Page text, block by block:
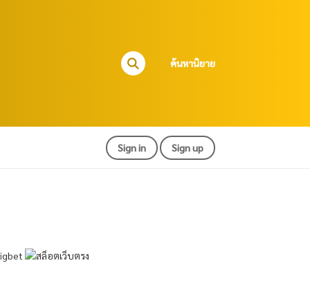
ค้นหานิยาย
Sign in Sign up